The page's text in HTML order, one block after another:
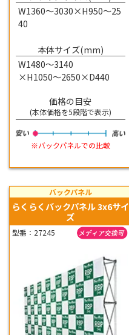
W1360～3030×H950～25
40
本体サイズ(mm)
W1480～3140
×H1050～2650×D440
価格の目安
(本体価格を5段階で表示)
※バックパネルでの比較
バックパネル
らくらくバックパネル 3x6サイ
ズ
型番：27245